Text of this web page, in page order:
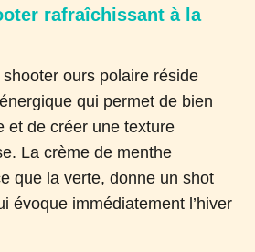
rafraîchissant à la
shooter ours polaire réside
qui permet de bien
et de créer une texture
La crème de menthe
que la verte, donne un shot
évoque immédiatement l’hiver